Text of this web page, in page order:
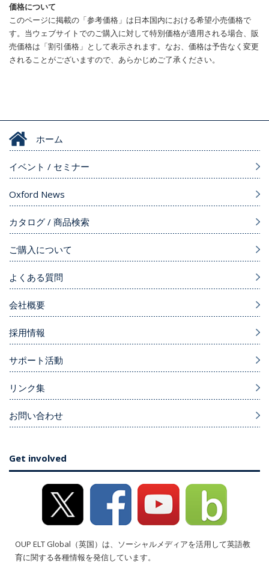
価格について
このページに掲載の「参考価格」は日本国内における希望小売価格で
す。当ウェブサイトでのご購入に対して特別価格が適用される場合、販
売価格は「割引価格」として表示されます。なお、価格は予告なく変更
されることがございますので、あらかじめご了承ください。
ホーム
イベント / セミナー
Oxford News
カタログ / 商品検索
ご購入について
よくある質問
会社概要
採用情報
サポート活動
リンク集
お問い合わせ
Get involved
OUP ELT Global（英国）は、ソーシャルメディアを活用して英語教
育に関する各種情報を発信しています。